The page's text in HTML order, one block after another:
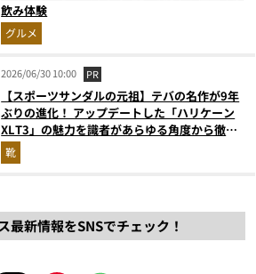
飲み体験
グルメ
2026/06/30 10:00 PR
【スポーツサンダルの元祖】テバの名作が9年
ぶりの進化！ アップデートした「ハリケーン
XLT3」の魅力を識者があらゆる角度から徹底
解説！
靴
最新情報をSNSでチェック！